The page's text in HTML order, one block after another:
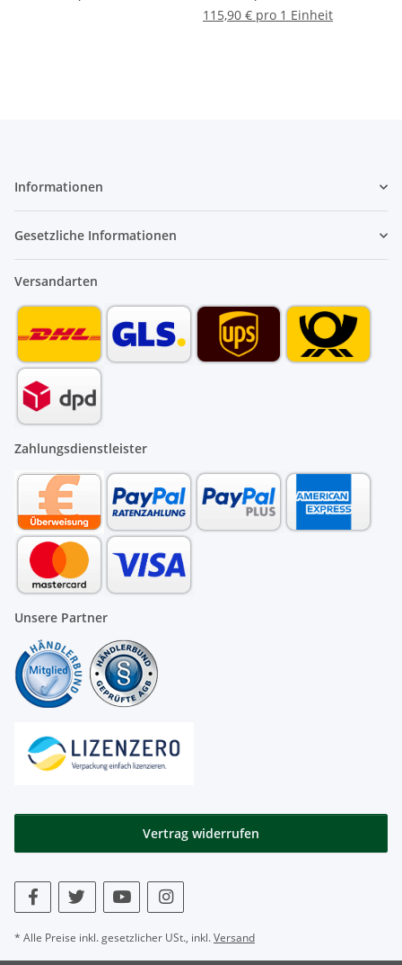
115,90 € pro 1 Einheit
Informationen
Gesetzliche Informationen
Versandarten
Zahlungsdienstleister
Unsere Partner
Vertrag widerrufen
* Alle Preise inkl. gesetzlicher USt., inkl.Versand